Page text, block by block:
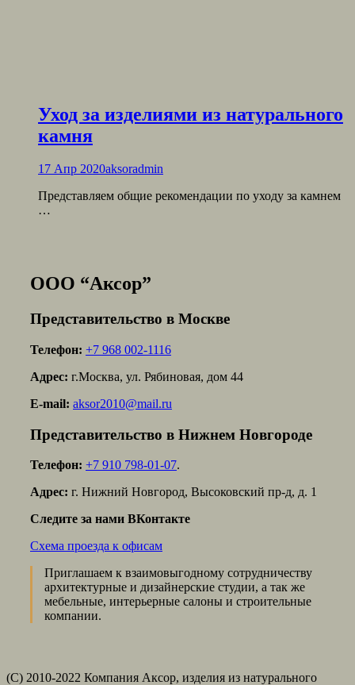
Уход за изделиями из натурального
камня
17 Апр 2020aksoradmin
Представляем общие рекомендации по уходу за камнем
…
ООО “Аксор”
Представительство в Москве
Телефон: +7 968 002-1116
Адрес: г.Москва, ул. Рябиновая, дом 44
E-mail: aksor2010@mail.ru
Представительство в Нижнем Новгороде
Телефон: +7 910 798-01-07.
Адрес: г. Нижний Новгород, Высоковский пр-д, д. 1
Следите за нами ВКонтакте
Схема проезда к офисам
Приглашаем к взаимовыгодному сотрудничеству
архитектурные и дизайнерские студии, а так же
мебельные, интерьерные салоны и строительные
компании.
(С) 2010-2022 Компания Аксор, изделия из натурального